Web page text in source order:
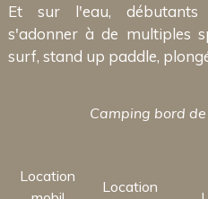
Et sur l'eau,
s'adonner à de multiples
surf, stand up paddle,
Camping bord
Location
Location